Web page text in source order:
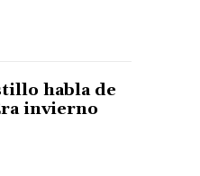
habla de
invierno